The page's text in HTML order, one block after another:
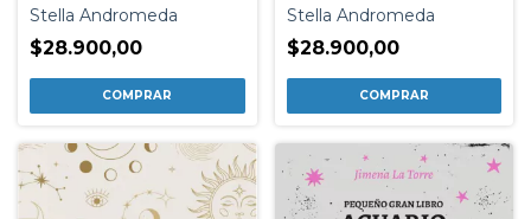
Stella Andromeda
$28.900,00
Stella Andromeda
$28.900,00